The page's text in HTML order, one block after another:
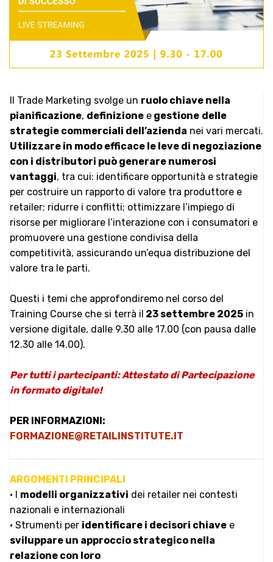
Il Trade Marketing svolge un ruolo chiave nella
pianificazione, definizione e gestione delle
strategie commerciali dell’azienda nei vari mercati.
Utilizzare in modo efficace le leve di negoziazione
con i distributori può generare numerosi
vantaggi, tra cui: identificare opportunità e strategie
per costruire un rapporto di valore tra produttore e
retailer; ridurre i conflitti; ottimizzare l’impiego di
risorse per migliorare l’interazione con i consumatori e
promuovere una gestione condivisa della
competitività, assicurando un’equa distribuzione del
valore tra le parti.
Questi i temi che approfondiremo nel corso del
Training Course che si terrà il 23 settembre 2025 in
versione digitale, dalle 9.30 alle 17.00 (con pausa dalle
12.30 alle 14.00).
Per tutti i partecipanti: Attestato di Partecipazione
in formato digitale!
PER INFORMAZIONI:
FORMAZIONE@RETAILINSTITUTE.IT
ARGOMENTI PRINCIPALI
• I modelli organizzativi dei retailer nei contesti
nazionali e internazionali
• Strumenti per identificare i decisori chiave e
sviluppare un approccio strategico nella
relazione con loro